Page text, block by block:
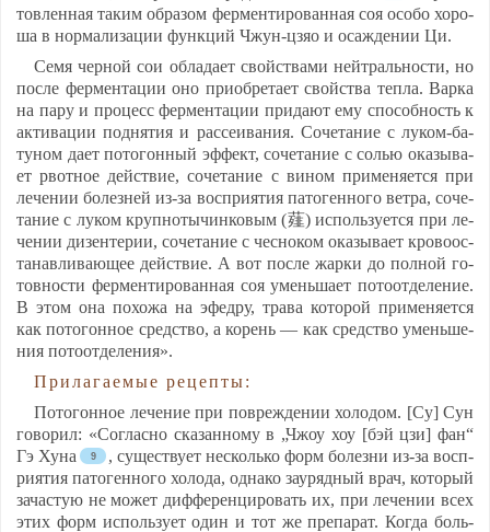
тов­лен­ная та­ким об­ра­зом фер­мен­ти­ро­ван­ная соя осо­бо хо­ро­
ша в нор­ма­ли­за­ции функ­ций Чжун-цзяо и осаж­де­нии Ци.
Се­мя чер­ной сои об­ла­да­ет свой­ства­ми ней­траль­нос­ти, но
пос­ле фер­мен­та­ции оно при­об­ре­та­ет свой­ства теп­ла. Вар­ка
на па­ру и про­цесс фер­мен­та­ции при­да­ют ему спо­соб­ность к
ак­ти­ва­ции под­ня­тия и рас­се­ива­ния. Со­че­та­ние с лу­ком-ба­
ту­ном да­ет по­то­гон­ный эф­фект, со­че­та­ние с солью ока­зы­ва­
ет рвот­ное дей­ствие, со­че­та­ние с ви­ном при­ме­ня­ет­ся при
ле­че­нии бо­лез­ней из-за восп­ри­ятия па­то­ген­но­го вет­ра, со­че­
та­ние с лу­ком круп­но­ты­чин­ко­вым (薤) ис­поль­зу­ет­ся при ле­
че­нии ди­зен­те­рии, со­че­та­ние с чес­но­ком ока­зы­ва­ет кро­во­ос­
та­нав­ли­ва­ющее дей­ствие. А вот пос­ле жар­ки до пол­ной го­
тов­нос­ти фер­мен­ти­ро­ван­ная соя умень­ша­ет по­то­от­де­ле­ние.
В этом она по­хо­жа на эфед­ру, тра­ва ко­то­рой при­ме­ня­ет­ся
как по­то­гон­ное средс­тво, а ко­рень — как средс­тво умень­ше­
ния по­то­от­де­ле­ния».
При­ла­га­емые ре­цеп­ты:
По­то­гон­ное ле­че­ние при пов­реж­де­нии хо­ло­дом. [Су] Сун
го­во­рил: «Сог­лас­но ска­зан­но­му в „Чжоу хоу [бэй цзи] фан“
Гэ Ху­на
, су­щест­ву­ет нес­коль­ко форм бо­лез­ни из-за восп­
ри­ятия па­то­ген­но­го хо­ло­да, од­на­ко за­уряд­ный врач, ко­то­рый
за­час­тую не мо­жет диф­фе­рен­ци­ро­вать их, при ле­че­нии всех
этих форм ис­поль­зу­ет один и тот же пре­па­рат. Ког­да боль­